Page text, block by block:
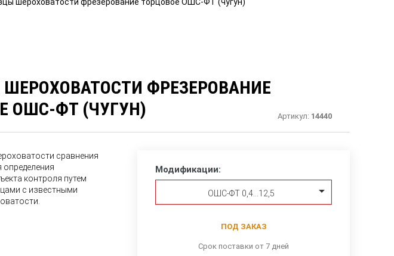
ФРЕЗЕРОВАНИЕ
ОШС-ФТ (ЧУГУН)
Артикул: 14440
сравнения
определения
контроля путем
с известными
Модификации:
ОШС-ФТ 0,4…12,5
ПОД ЗАКАЗ
Срок поставки от 7 дней